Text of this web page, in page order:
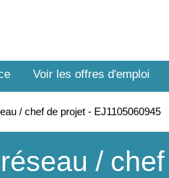
Voir les offres d'emploi
/ chef de projet - EJ1105060945
/